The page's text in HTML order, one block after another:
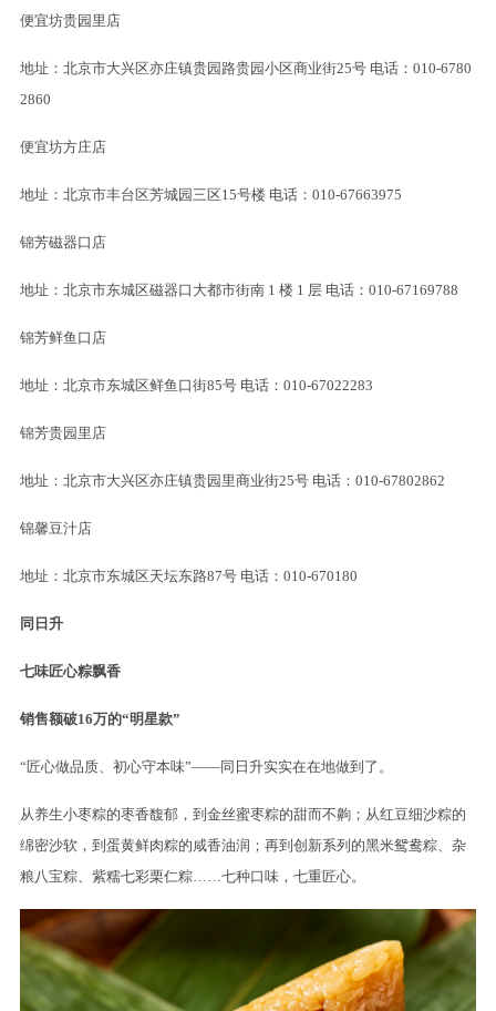
便宜坊贵园里店
地址：北京市大兴区亦庄镇贵园路贵园小区商业街25号 电话：010-6780
2860
便宜坊方庄店
地址：北京市丰台区芳城园三区15号楼 电话：010-67663975
锦芳磁器口店
地址：北京市东城区磁器口大都市街南 1 楼 1 层 电话：010-67169788
锦芳鲜鱼口店
地址：北京市东城区鲜鱼口街85号 电话：010-67022283
锦芳贵园里店
地址：北京市大兴区亦庄镇贵园里商业街25号 电话：010-67802862
锦馨豆汁店
地址：北京市东城区天坛东路87号 电话：010-670180
同 日升
七味匠心粽飘香
销售额破16万的“明星款”
“匠心做品质、初心守本味”——同日升实实在在地做到了。
从养生小枣粽的枣香馥郁，到金丝蜜枣粽的甜而不齁；从红豆细沙粽的
绵密沙软，到蛋黄鲜肉粽的咸香油润；再到创新系列的黑米鸳鸯粽、杂
粮八宝粽、紫糯七彩栗仁粽……七种口味，七重匠心。